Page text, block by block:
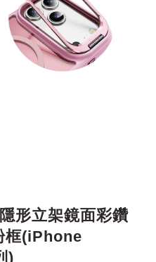
形立架鏡面彩鑽
框(iPhone
)